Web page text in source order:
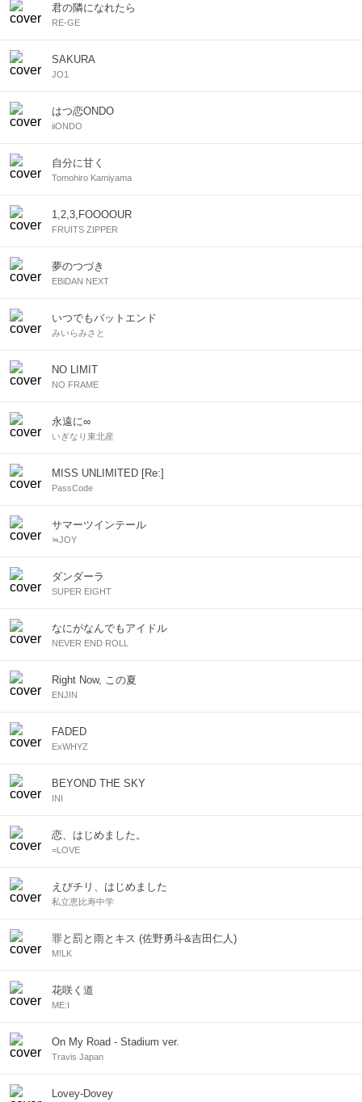
君の隣になれたら
RE-GE
SAKURA
JO1
はつ恋ONDO
iiONDO
自分に甘く
Tomohiro Kamiyama
1,2,3,FOOOOUR
FRUITS ZIPPER
夢のつづき
EBiDAN NEXT
いつでもバットエンド
みいらみさと
NO LIMIT
NO FRAME
永遠に∞
いぎなり東北産
MISS UNLIMITED [Re:]
PassCode
サマーツインテール
≒JOY
ダンダーラ
SUPER EIGHT
なにがなんでもアイドル
NEVER END ROLL
Right Now, この夏
ENJIN
FADED
ExWHYZ
BEYOND THE SKY
INI
恋、はじめました。
=LOVE
えびチリ、はじめました
私立恵比寿中学
罪と罰と雨とキス (佐野勇斗&吉田仁人)
M!LK
花咲く道
ME:I
On My Road - Stadium ver.
Travis Japan
Lovey-Dovey